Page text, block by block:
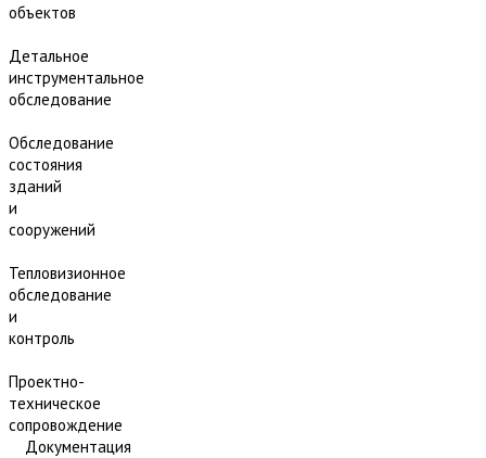
объектов
Детальное
инструментальное
обследование
Обследование
состояния
зданий
и
сооружений
Тепловизионное
обследование
и
контроль
Проектно-
техническое
сопровождение
Документация